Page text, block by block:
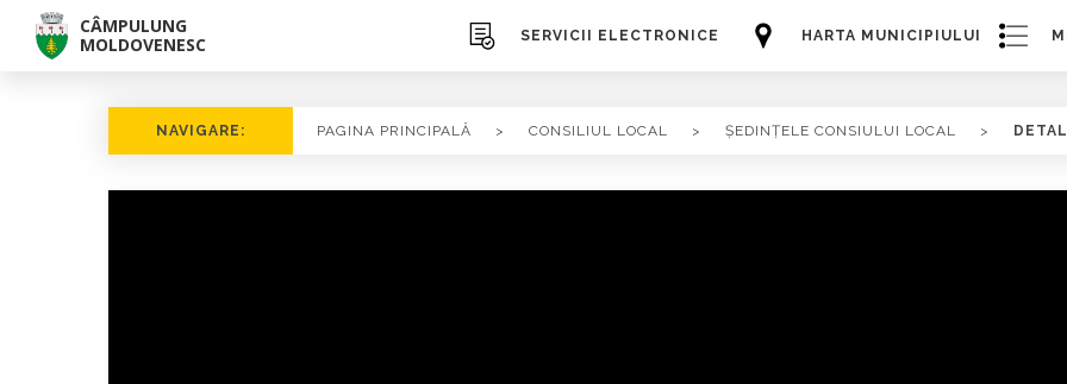
CÂMPULUNG
MOLDOVENESC
HARTA MUNICIPIULUI
SERVICII ELECTRONICE
NAVIGARE: PAGINA PRINCIPALĂ > CONSILIUL LOCAL > ȘEDINȚELE CONSIULUI LOCAL >